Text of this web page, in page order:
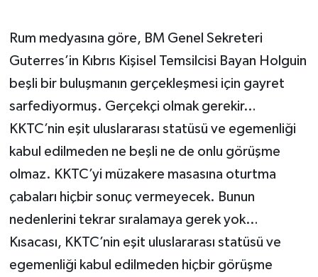
Rum medyasına göre, BM Genel Sekreteri
Guterres’in Kıbrıs Kişisel Temsilcisi Bayan Holguin
beşli bir buluşmanın gerçekleşmesi için gayret
sarfediyormuş. Gerçekçi olmak gerekir…
KKTC’nin eşit uluslararası statüsü ve egemenliği
kabul edilmeden ne beşli ne de onlu görüşme
olmaz. KKTC’yi müzakere masasına oturtma
çabaları hiçbir sonuç vermeyecek. Bunun
nedenlerini tekrar sıralamaya gerek yok…
Kısacası, KKTC’nin eşit uluslararası statüsü ve
egemenliği kabul edilmeden hiçbir görüşme